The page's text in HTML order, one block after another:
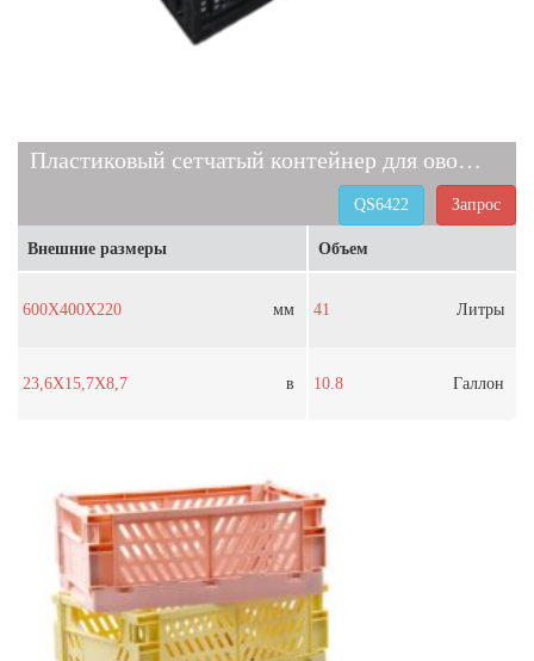
Пластиковый сетчатый контейнер для овощей и фруктов
Запрос
QS6422
Внешние размеры
600X400X220 мм
23,6X15,7X8,7 в
Объем
41 Литры
10.8 Галлон